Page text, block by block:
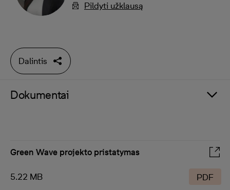
Pildyti užklausą
Dalintis
Dokumentai
Green Wave projekto pristatymas
5.22 MB PDF